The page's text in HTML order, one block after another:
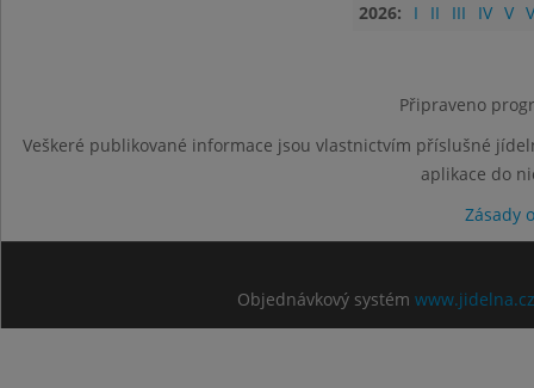
2026:
I II III IV V
Připraveno
Veškeré publikované informace jsou vlastnictvím příslušné
aplikace do
Zásady
Objednávkový systém www.jidelna.cz